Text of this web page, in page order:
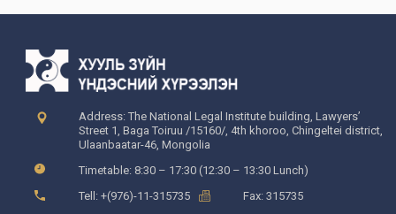
Address: The National Legal Institute building, Lawyers’
Street 1, Baga Toiruu /15160/, 4th khoroo, Chingeltei district,
Ulaanbaatar-46, Mongolia
Timetable: 8:30 – 17:30 (12:30 – 13:30 Lunch)
Tell: +(976)-11-315735
Fax: 315735